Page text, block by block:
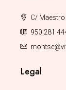
C/ Maestro
950 281
Legal